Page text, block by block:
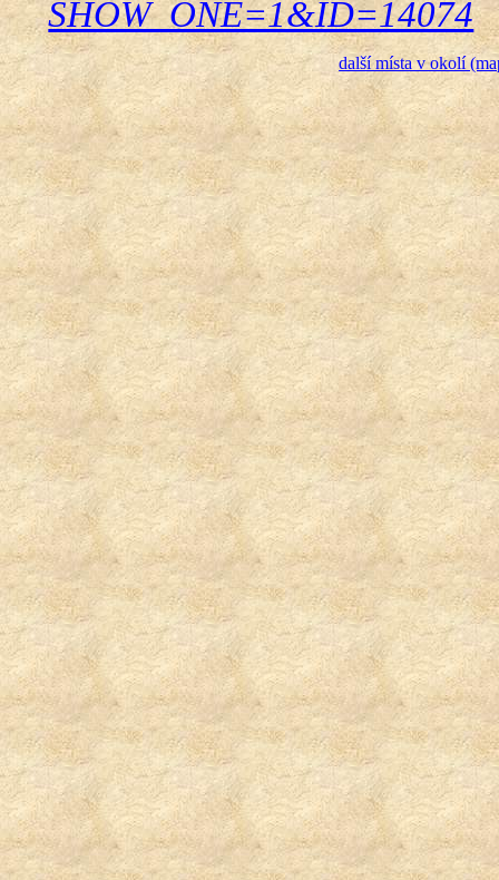
SHOW_ONE=1&ID=14074
další místa v okolí